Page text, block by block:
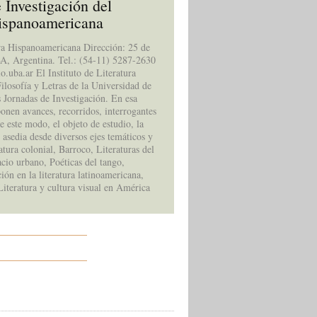
Investigación del
Dirección: 25 de
Argentina. Tel.: (54-11) 5287-2630
El Instituto de Literatura
y Letras de la Universidad de
de Investigación. En esa
avances, recorridos, interrogantes
este modo, el objeto de estudio, la
desde diversos ejes temáticos y
colonial, Barroco, Literaturas del
urbano, Poéticas del tango,
en la literatura latinoamericana,
y cultura visual en América